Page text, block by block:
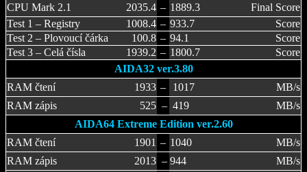
CPU Mark 2.1
2035.4 – 1889.3
Final Score
Test 1 – Registry
1008.4 – 933.7
Score
Test 2 – Plovoucí čárka
100.8 – 94.1
Score
Test 3 – Celá čísla
1939.2 – 1800.7
Score
AIDA32 ver.3.80
RAM čtení
1933 – 1017
MB/s
RAM zápis
525 – 419
MB/s
AIDA64 Extreme Edition ver.2.60
RAM čtení
1901 – 1040
MB/s
RAM zápis
2013 – 944
MB/s